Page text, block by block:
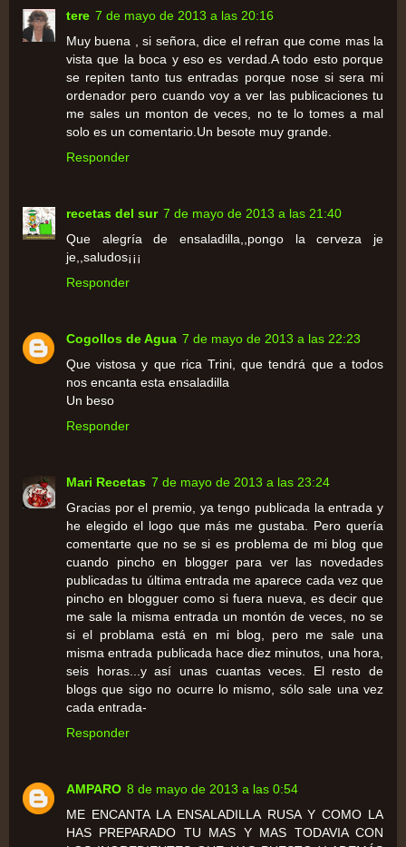
tere 7 de mayo de 2013 a las 20:16
Muy buena , si señora, dice el refran que come mas la
vista que la boca y eso es verdad.A todo esto porque
se repiten tanto tus entradas porque nose si sera mi
ordenador pero cuando voy a ver las publicaciones tu
me sales un monton de veces, no te lo tomes a mal
solo es un comentario.Un besote muy grande.
Responder
recetas del sur 7 de mayo de 2013 a las 21:40
Que alegría de ensaladilla,,pongo la cerveza je
je,,saludos¡¡¡
Responder
Cogollos de Agua 7 de mayo de 2013 a las 22:23
Que vistosa y que rica Trini, que tendrá que a todos
nos encanta esta ensaladilla
Un beso
Responder
Mari Recetas 7 de mayo de 2013 a las 23:24
Gracias por el premio, ya tengo publicada la entrada y
he elegido el logo que más me gustaba. Pero quería
comentarte que no se si es problema de mi blog que
cuando pincho en blogger para ver las novedades
publicadas tu última entrada me aparece cada vez que
pincho en blogguer como si fuera nueva, es decir que
me sale la misma entrada un montón de veces, no se
si el problama está en mi blog, pero me sale una
misma entrada publicada hace diez minutos, una hora,
seis horas...y así unas cuantas veces. El resto de
blogs que sigo no ocurre lo mismo, sólo sale una vez
cada entrada-
Responder
AMPARO 8 de mayo de 2013 a las 0:54
ME ENCANTA LA ENSALADILLA RUSA Y COMO LA
HAS PREPARADO TU MAS Y MAS TODAVIA CON